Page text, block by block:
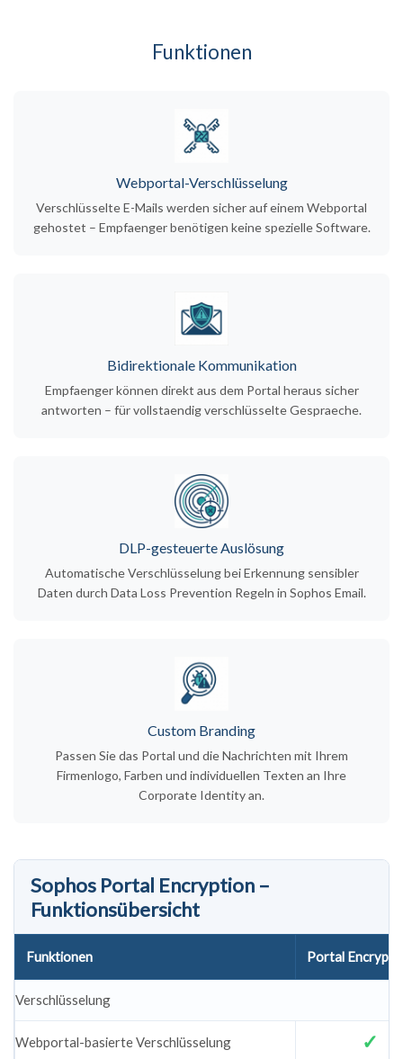
Funktionen
Webportal-Verschlüsselung
Verschlüsselte E-Mails werden sicher auf einem Webportal
gehostet – Empfaenger benötigen keine spezielle Software.
Bidirektionale Kommunikation
Empfaenger können direkt aus dem Portal heraus sicher
antworten – für vollstaendig verschlüsselte Gespraeche.
DLP-gesteuerte Auslösung
Automatische Verschlüsselung bei Erkennung sensibler
Daten durch Data Loss Prevention Regeln in Sophos Email.
Custom Branding
Passen Sie das Portal und die Nachrichten mit Ihrem
Firmenlogo, Farben und individuellen Texten an Ihre
Corporate Identity an.
Sophos Portal Encryption –
Funktionsübersicht
Funktionen Portal
Verschlüsselung
Webportal-basierte Verschlüsselung